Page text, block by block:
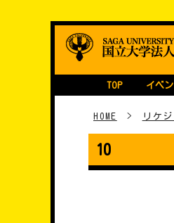
Skip
継続・
国立大学法人 佐賀大学
TOP イベ
HOME > リケ
10